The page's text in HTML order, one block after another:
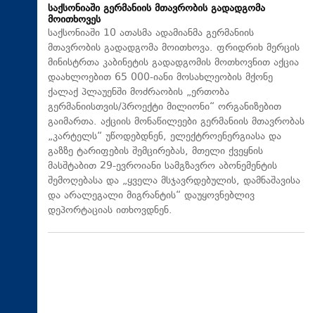
საქსონიაში გერმანიის მთავრობის გადადგომა
მოითხოვეს
საქსონიაში 10 ათასმა ადამიანმა გერმანიის
მთავრობის გადადგომა მოითხოვა. ფრიდრიხ მერცის
მინისტრთა კაბინეტის გადადგომის მოთხოვნით აქცია
დაახლოებით 65 000-იანი მოსახლეობის მქონე
ქალაქ პლაუენში მოძრაობის „ერთობა
გერმანიისთვის/პროექტი მილიონი“ ორგანიზებით
გაიმართა. აქციის მონაწილეები გერმანიის მთავრობას
„კარტელს“ უწოდებდნენ, ელექტროენერგიასა და
გაზზე ტარიფების შემცირებას, მთელი ქვეყნის
მასშტაბით 29-ევროიანი სამგზავრო აბონემენტის
შემოღებასა და „ყველა მსჯავრდებულის, დამნაშავისა
და არალეგალი მიგრანტის“ დაუყოვნებლივ
დეპორტაციას ითხოვდნენ.